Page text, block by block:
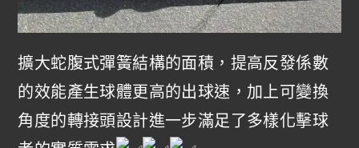
擴大蛇腹式彈簧結構的面積，提高反發係數
的效能產生球體更高的出球速，加上可變換
角度的轉接頭設計進一步滿足了多樣化擊球